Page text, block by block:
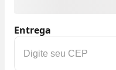
Entrega